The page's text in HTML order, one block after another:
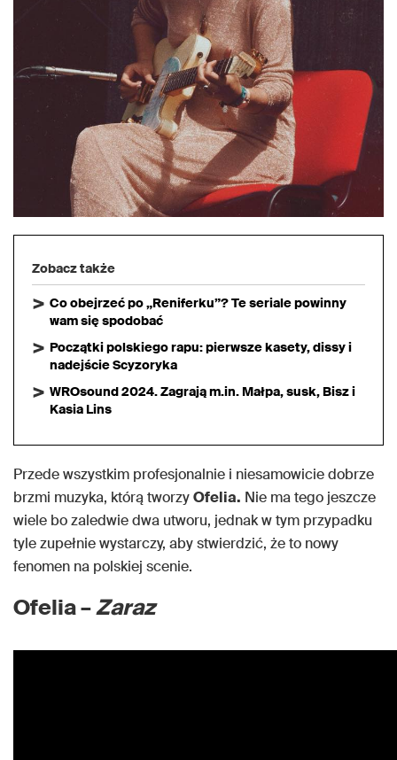
Zobacz także
Co obejrzeć po „Reniferku”? Te seriale powinny
wam się spodobać
Początki polskiego rapu: pierwsze kasety, dissy i
nadejście Scyzoryka
WROsound 2024. Zagrają m.in. Małpa, susk, Bisz i
Kasia Lins
Przede wszystkim profesjonalnie i niesamowicie dobrze
brzmi muzyka, którą tworzyOfelia. Nie ma tego jeszcze
wiele bo zaledwie dwa utworu, jednak w tym przypadku
tyle zupełnie wystarczy, aby stwierdzić, że to nowy
fenomen na polskiej scenie.
Ofelia –Zaraz